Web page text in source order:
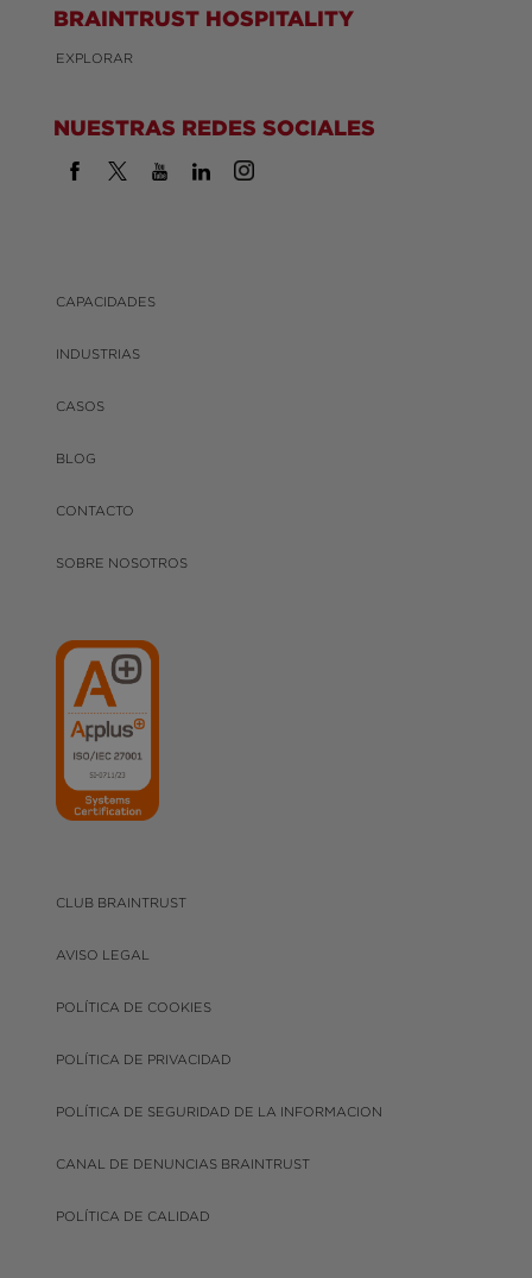
BRAINTRUST HOSPITALITY
EXPLORAR
NUESTRAS REDES SOCIALES
CAPACIDADES
INDUSTRIAS
CASOS
BLOG
CONTACTO
SOBRE NOSOTROS
CLUB BRAINTRUST
AVISO LEGAL
POLÍTICA DE COOKIES
POLÍTICA DE PRIVACIDAD
POLÍTICA DE SEGURIDAD DE LA INFORMACION
CANAL DE DENUNCIAS BRAINTRUST
POLÍTICA DE CALIDAD